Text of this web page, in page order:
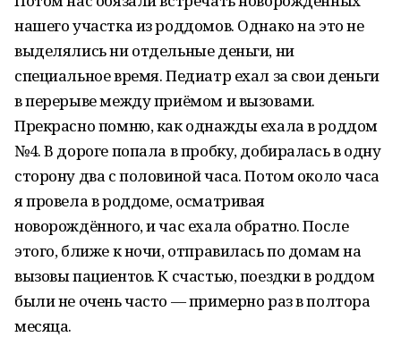
нашего участка из роддомов. Однако на это не
выделялись ни отдельные деньги, ни
специальное время. Педиатр ехал за свои деньги
в перерыве между приёмом и вызовами.
Прекрасно помню, как однажды ехала в роддом
№4. В дороге попала в пробку, добиралась в одну
сторону два с половиной часа. Потом около часа
я провела в роддоме, осматривая
новорождённого, и час ехала обратно. После
этого, ближе к ночи, отправилась по домам на
вызовы пациентов. К счастью, поездки в роддом
были не очень часто — примерно раз в полтора
месяца.